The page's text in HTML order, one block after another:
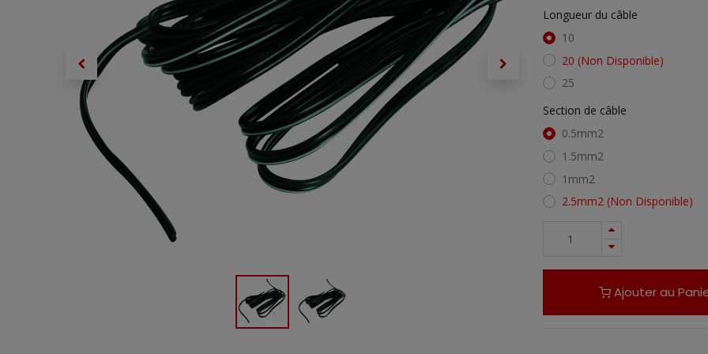
Longueur du câble
10
20 (Non Disponible)
25
Section de câble
0.5mm2
1.5mm2
1mm2
2.5mm2 (Non Disponible)
Ajouter au